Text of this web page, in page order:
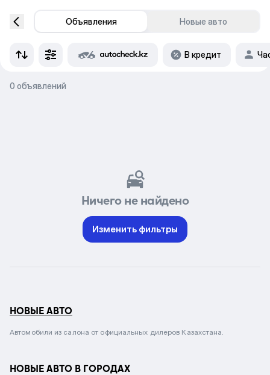
Объявления Новые авто
В кредит
0 объявлений
Ничего не найдено
Изменить фильтры
НОВЫЕ АВТО
Автомобили из салона от официальных дилеров Казахстана.
НОВЫЕ АВТО В ГОРОДАХ